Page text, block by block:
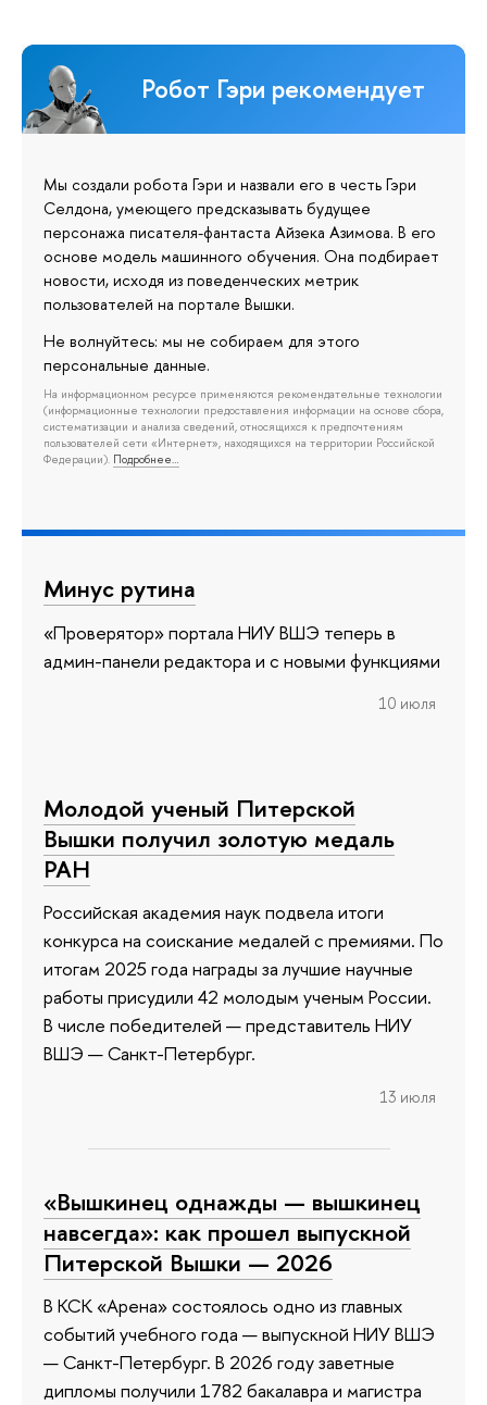
Робот Гэри рекомендует
Мы создали робота Гэри и назвали его в честь Гэри
Селдона, умеющего предсказывать будущее
персонажа писателя-фантаста Айзека Азимова. В его
основе модель машинного обучения. Она подбирает
новости, исходя из поведенческих метрик
пользователей на портале Вышки.
Не волнуйтесь: мы не собираем для этого
персональные данные.
На информационном ресурсе применяются рекомендательные технологии
(информационные технологии предоставления информации на основе сбора,
систематизации и анализа сведений, относящихся к предпочтениям
пользователей сети «Интернет», находящихся на территории Российской
Федерации). Подробнее…
Минус рутина
«Проверятор» портала НИУ ВШЭ теперь в
админ-панели редактора и с новыми функциями
10 июля
Молодой ученый Питерской
Вышки получил золотую медаль
РАН
Российская академия наук подвела итоги
конкурса на соискание медалей с премиями. По
итогам 2025 года награды за лучшие научные
работы присудили 42 молодым ученым России.
В числе победителей — представитель НИУ
ВШЭ — Санкт-Петербург.
13 июля
«Вышкинец однажды — вышкинец
навсегда»: как прошел выпускной
Питерской Вышки — 2026
В КСК «Арена» состоялось одно из главных
событий учебного года — выпускной НИУ ВШЭ
— Санкт-Петербург. В 2026 году заветные
дипломы получили 1782 бакалавра и магистра